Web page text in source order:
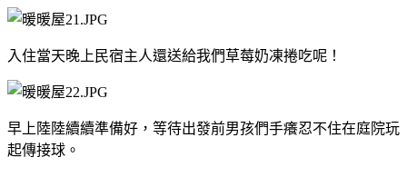
入住當天晚上民宿主人還送給我們草莓奶凍捲吃呢！
早上陸陸續續準備好，等待出發前男孩們手癢忍不住在庭院玩
起傳接球。